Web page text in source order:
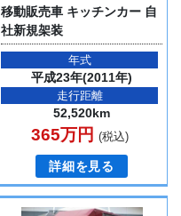
移動販売車 キッチンカー 自
社新規架装
年式
平成23年(2011年)
走行距離
52,520km
365万円 (税込)
詳細を見る